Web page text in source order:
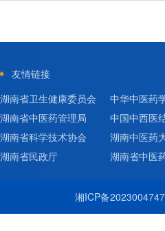
友情链接
湖南省卫生健康委员会
湖南省中医药管理局
湖南省科学技术协会
湖南省民政厅
中华中医药
中国中西医
湖南中医药
湖南省中医
湘ICP备